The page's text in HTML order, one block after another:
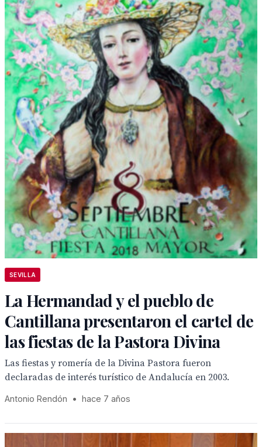
SEVILLA
La Hermandad y el pueblo de
Cantillana presentaron el cartel de
las fiestas de la Pastora Divina
Las fiestas y romería de la Divina Pastora fueron
declaradas de interés turístico de Andalucía en 2003.
Antonio Rendón • hace 7 años